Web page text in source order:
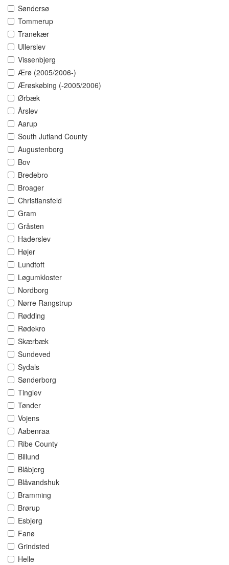
Søndersø
Tommerup
Tranekær
Ullerslev
Vissenbjerg
Ærø (2005/2006-)
Ærøskøbing (-2005/2006)
Ørbæk
Årslev
Aarup
South Jutland County
Augustenborg
Bov
Bredebro
Broager
Christiansfeld
Gram
Gråsten
Haderslev
Højer
Lundtoft
Løgumkloster
Nordborg
Nørre Rangstrup
Rødding
Rødekro
Skærbæk
Sundeved
Sydals
Sønderborg
Tinglev
Tønder
Vojens
Aabenraa
Ribe County
Billund
Blåbjerg
Blåvandshuk
Bramming
Brørup
Esbjerg
Fanø
Grindsted
Helle